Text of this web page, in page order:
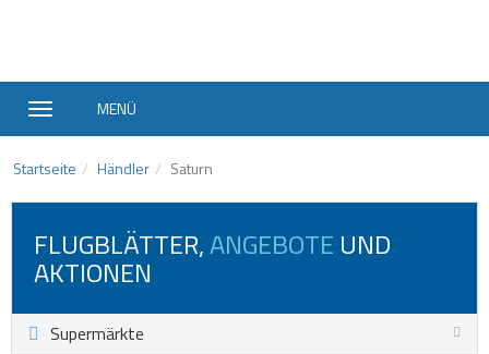
MENÜ
Startseite Händler Saturn
FLUGBLÄTTER,ANGEBOTE UND
AKTIONEN
Supermärkte